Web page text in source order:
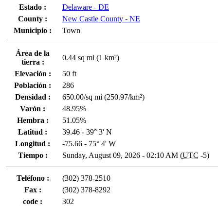
Estado :
Delaware - DE
County :
New Castle County - NE
Municipio :
Town
Área de la
tierra :
0.44 sq mi (1 km²)
Elevación :
50 ft
Población :
286
Densidad :
650.00/sq mi (250.97/km²)
Varón :
48.95%
Hembra :
51.05%
Latitud :
39.46 - 39° 3' N
Longitud :
-75.66 - 75° 4' W
Tiempo :
Sunday, August 09, 2026 - 02:10 AM (UTC -5)
Teléfono :
(302) 378-2510
Fax :
(302) 378-8292
code :
302